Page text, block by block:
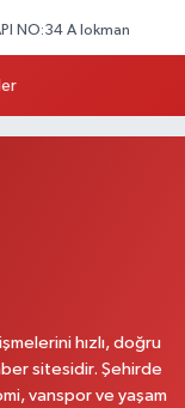
NO:34 A lokman
hızlı, doğru
sitesidir. Şehirde
vanspor ve yaşam